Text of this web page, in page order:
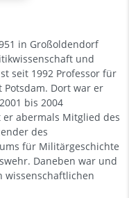
in Großoldendorf
und
seit 1992 Professor für
Potsdam. Dort war er
bis 2004
er abermals Mitglied des
des
für Militärgeschichte
Daneben war und
wissenschaftlichen